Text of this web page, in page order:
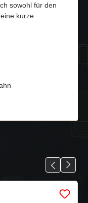
sowohl für den
kurze